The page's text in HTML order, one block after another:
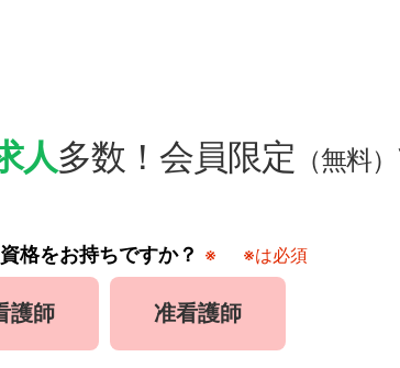
人多数！会員限定 （無料）
格をお持ちですか？ ※ ※は必須
護師 准看護師